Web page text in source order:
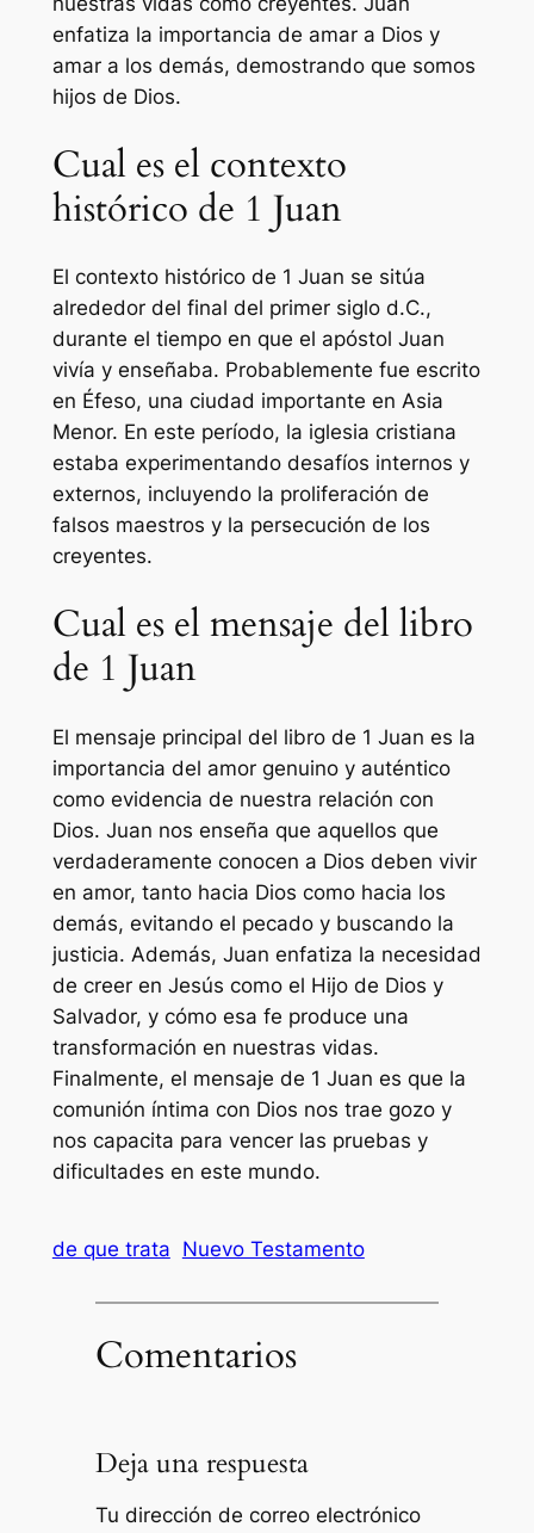
enfatiza la importancia de amar a Dios y
amar a los demás, demostrando que somos
hijos de Dios.
Cual es el contexto
histórico de 1 Juan
El contexto histórico de 1 Juan se sitúa
alrededor del final del primer siglo d.C.,
durante el tiempo en que el apóstol Juan
vivía y enseñaba. Probablemente fue escrito
en Éfeso, una ciudad importante en Asia
Menor. En este período, la iglesia cristiana
estaba experimentando desafíos internos y
externos, incluyendo la proliferación de
falsos maestros y la persecución de los
creyentes.
Cual es el mensaje del libro
de 1 Juan
El mensaje principal del libro de 1 Juan es la
importancia del amor genuino y auténtico
como evidencia de nuestra relación con
Dios. Juan nos enseña que aquellos que
verdaderamente conocen a Dios deben vivir
en amor, tanto hacia Dios como hacia los
demás, evitando el pecado y buscando la
justicia. Además, Juan enfatiza la necesidad
de creer en Jesús como el Hijo de Dios y
Salvador, y cómo esa fe produce una
transformación en nuestras vidas.
Finalmente, el mensaje de 1 Juan es que la
comunión íntima con Dios nos trae gozo y
nos capacita para vencer las pruebas y
dificultades en este mundo.
de que trata Nuevo Testamento
Comentarios
Deja una respuesta
Tu dirección de correo electrónico